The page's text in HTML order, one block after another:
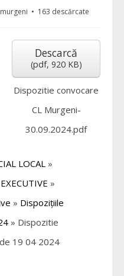
murgeni 163 descărcate
Descarcă
(pdf, 920 KB)
Dispozitie convocare
CL Murgeni-
30.09.2024.pdf
LOCAL »
»
» Dispozițiile
» Dispozitie
19 04 2024